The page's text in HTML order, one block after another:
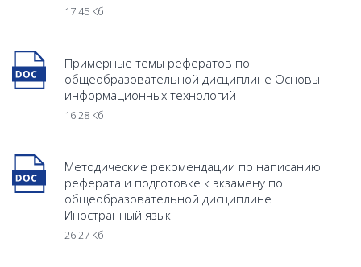
17.45 Кб
Примерные темы рефератов по
общеобразовательной дисциплине Основы
информационных технологий
16.28 Кб
Методические рекомендации по написанию
реферата и подготовке к экзамену по
общеобразовательной дисциплине
Иностранный язык
26.27 Кб